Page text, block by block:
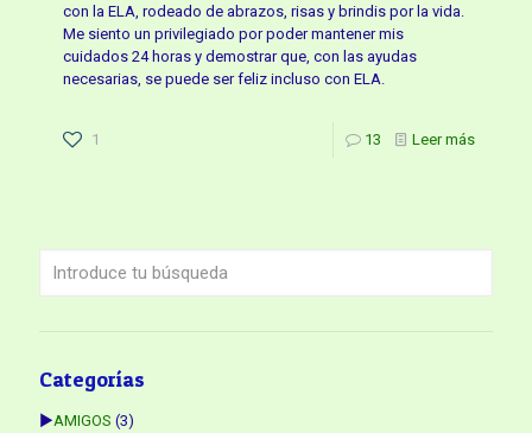
con la ELA, rodeado de abrazos, risas y brindis por la vida.
Me siento un privilegiado por poder mantener mis
cuidados 24 horas y demostrar que, con las ayudas
necesarias, se puede ser feliz incluso con ELA.
1 13 Leer más
Categorías
►AMIGOS (3)